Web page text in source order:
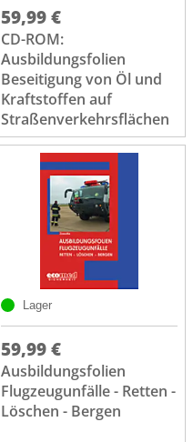
59,99 €
CD-ROM:
Ausbildungsfolien
Beseitigung von Öl und
Kraftstoffen auf
Straßenverkehrsflächen
Lager
59,99 €
Ausbildungsfolien
Flugzeugunfälle - Retten -
Löschen - Bergen